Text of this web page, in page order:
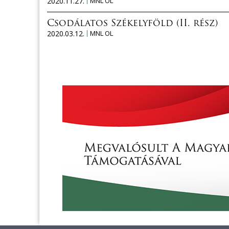
Csodálatos Székelyföld (II. rész)
2020.03.12.
MNL OL